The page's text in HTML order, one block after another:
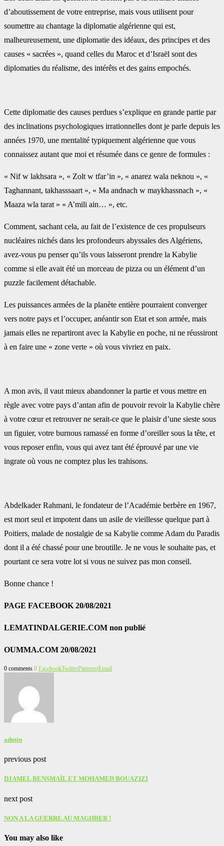
d’aboutissement de votre entreprise, ‎mais vous utilisent pour
soumettre au chantage la diplomatie algérienne qui est,
malheureusement, ‎une diplomatie des idéaux, des principes et des
causes « sacrées », quand celles du Maroc et d’Israël ‎sont des
diplomaties du réalisme, des intérêts et des gains empochés.
Cette diplomatie des causes perdues s’explique en grande partie par
des inclinations psychologiques ‎irrationnelles dont je parle depuis les
années 1970, une mentalité typiquement algérienne que vous
‎connaissez autant que moi et résumée dans ce genre de formules :
« Nif w lakhsara », « Zolt w ‎tfar’in », « anarez wala neknou », «
Taghannant, takhasssaart », « Ma andnach w maykhassnach », ‎‎«
Maaza wla tarat » « A’mili ain… », etc.‎
Comment, sachant cela, au fait de l’existence de ces propulseurs
nucléaires nichés dans les ‎profondeurs abyssales des Algériens,
avez-vous pu penser qu’ils vous laisseront prendre la Kabylie
‎comme si elle avait été un morceau de pizza ou un élément d’un
puzzle facilement détachable.‎
Les puissances armées de la planète entière pourraient converger
vers notre pays et l’occuper, ‎anéantir son Etat et son armée, mais
jamais elles ne repartiront avec la Kabylie en poche, ni ne ‎réussiront
à en faire une « zone verte » où vous vivriez en paix.
A mon avis, il vaut mieux abandonner la partie et vous mettre en
règle avec votre pays d’antan afin de ‎pouvoir revoir la Kabylie chère
à votre cœur et retrouver ne serait-ce que le plaisir d’une sieste sous
un ‎figuier, votre burnous ramassé en forme d’oreiller sous la tête, et
vous reposer enfin, vous qui avez ‎tant été éprouvé par une vie
ingrate où vous ne comptez plus les trahisons.
Abdelkader Rahmani, le fondateur de l’Académie berbère en 1967,
est mort seul et impotent dans un ‎asile de vieillesse quelque part à
Poitiers, malade de nostalgie de sa Kabylie comme Adam du Paradis
‎dont il a été chassé pour une broutille. Je ne vous le souhaite pas, et
pourtant ce sera votre ‎lot si vous ne suivez pas mon conseil.
Bonne chance !
PAGE FACEBOOK 20/08/2021
LEMATINDALGERIE.COM non publié
OUMMA.COM 20/08/2021
0 comments 0 FacebookTwitterPinterestEmail
admin
previous post
DJAMEL BENSMAÏL ET MOHAMED BOUAZIZI
next post
NON A LA GUERRE AU MAGHREB !‎
You may also like